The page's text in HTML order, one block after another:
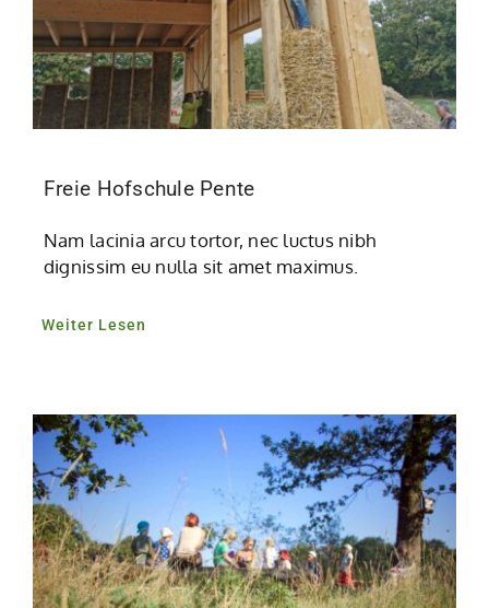
Freie Hofschule Pente
Nam lacinia arcu tortor, nec luctus nibh
dignissim eu nulla sit amet maximus.
Weiter Lesen